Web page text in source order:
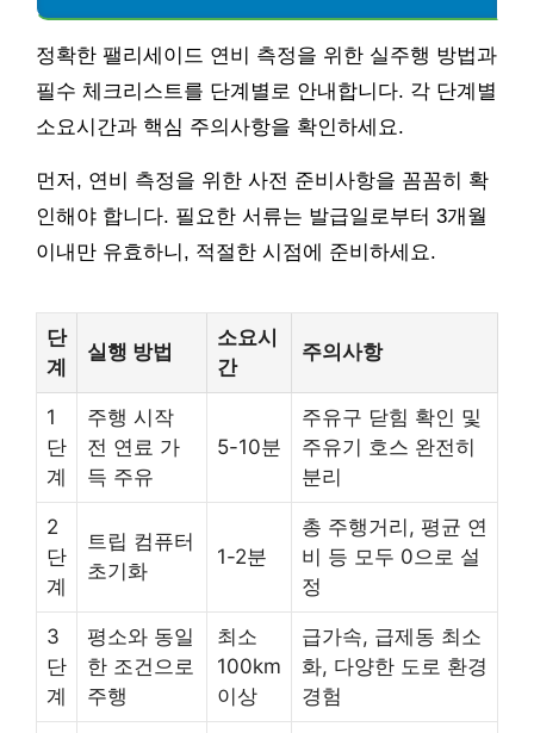
정확한 팰리세이드 연비 측정을 위한 실주행 방법과
필수 체크리스트를 단계별로 안내합니다. 각 단계별
소요시간과 핵심 주의사항을 확인하세요.
먼저, 연비 측정을 위한 사전 준비사항을 꼼꼼히 확
인해야 합니다. 필요한 서류는 발급일로부터 3개월
이내만 유효하니, 적절한 시점에 준비하세요.
단
계
실행 방법
소요시
간
주의사항
1
단
계
주행 시작
전 연료 가
득 주유
5-10분
주유구 닫힘 확인 및
주유기 호스 완전히
분리
2
단
계
트립 컴퓨터
초기화
1-2분
총 주행거리, 평균 연
비 등 모두 0으로 설
정
3
단
계
평소와 동일
한 조건으로
주행
최소
100km
이상
급가속, 급제동 최소
화, 다양한 도로 환경
경험